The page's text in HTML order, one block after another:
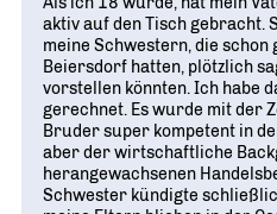
aktiv auf den Tisch gebracht.
meine Schwestern, die schon
Beiersdorf hatten, plötzlich
vorstellen könnten. Ich habe
gerechnet. Es wurde mit der
Bruder super kompetent in
aber der wirtschaftliche
herangewachsenen
Schwester kündigte